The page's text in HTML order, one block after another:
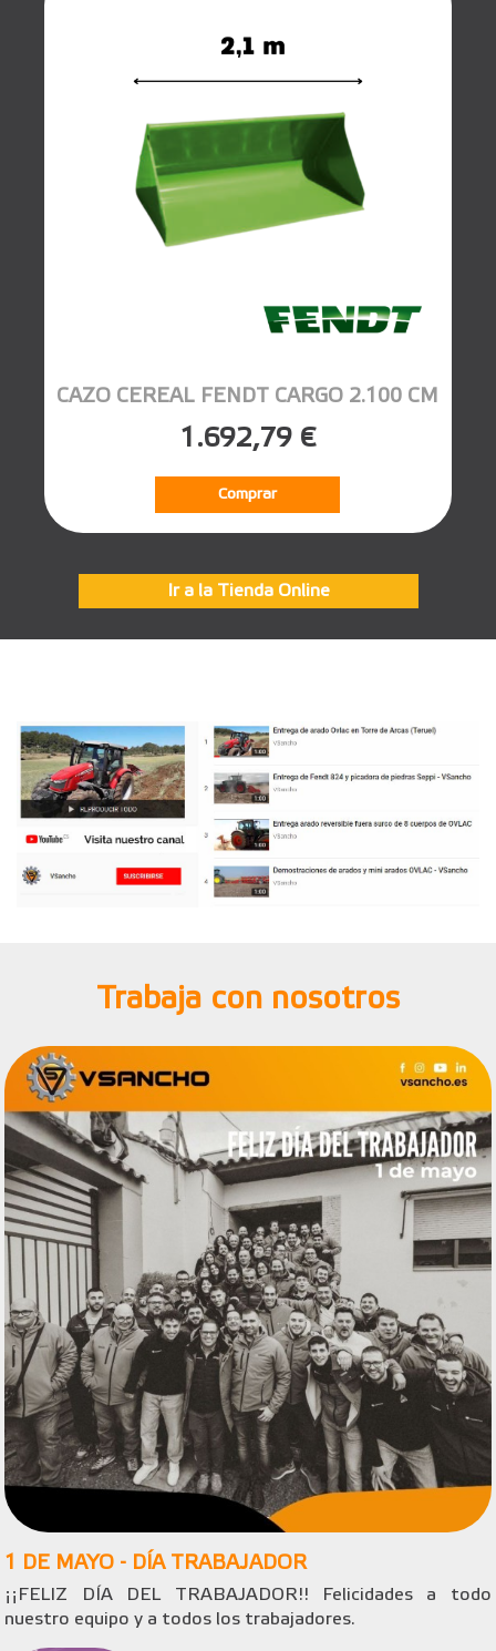
CAZO CEREAL FENDT CARGO 2.100 CM
1.692,79 €
Comprar
Ir a la Tienda Online
Trabaja con nosotros
1 DE MAYO - DÍA TRABAJADOR
¡¡FELIZ DÍA DEL TRABAJADOR!! Felicidades a todo
nuestro equipo y a todos los trabajadores.